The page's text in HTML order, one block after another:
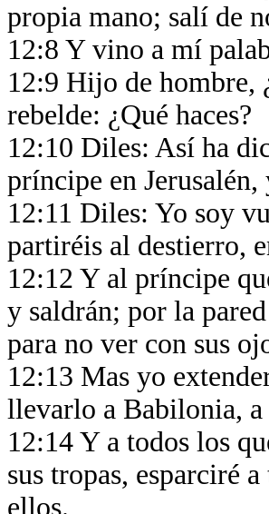
propia mano; salí de
12:8 Y vino a mí
12:9 Hijo de hombre,
rebelde: ¿Qué haces?
12:10 Diles: Así ha
príncipe en
12:11 Diles: Yo soy
partiréis al destierro,
12:12 Y al príncipe
y saldrán; por la
para no ver con sus
12:13 Mas yo
llevarlo a Babilonia,
12:14 Y a todos los
sus tropas, esparciré
ellos.